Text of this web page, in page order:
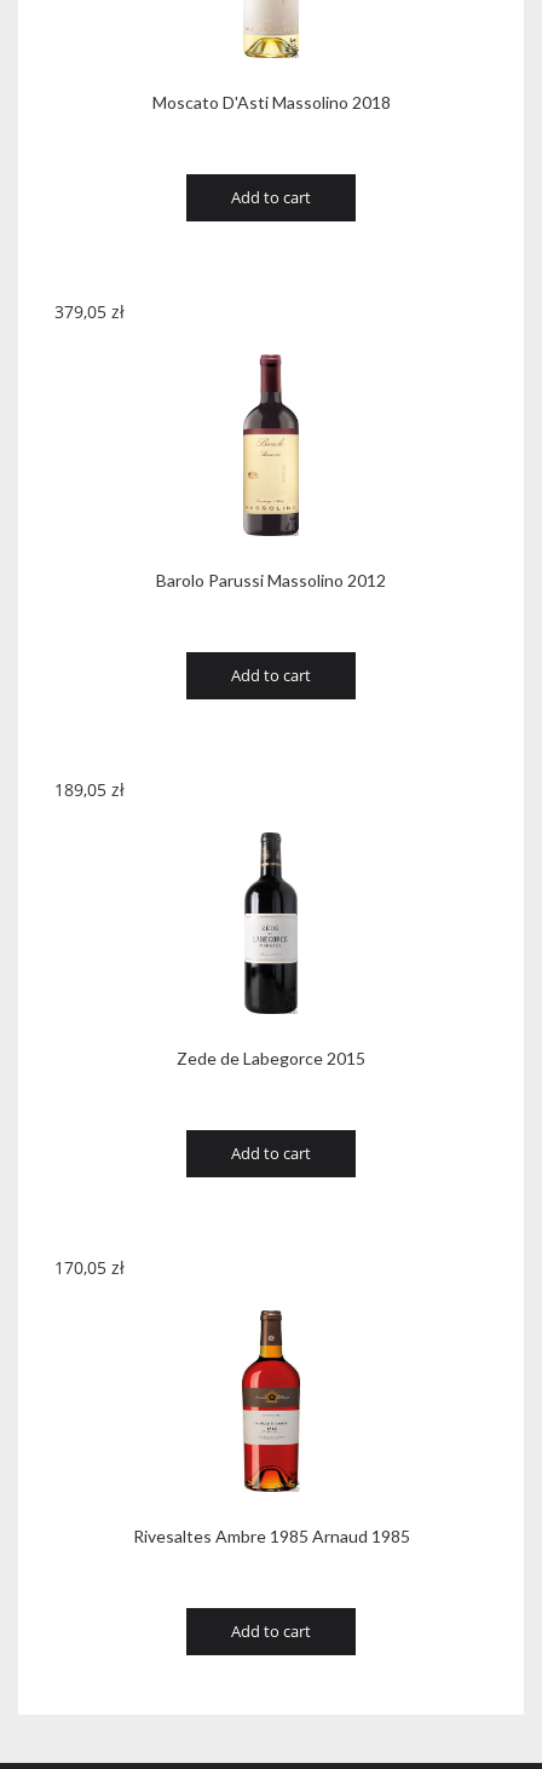
Moscato D'Asti Massolino 2018
Add to cart
Barolo Parussi Massolino 2012
379,05 zł
Add to cart
Zede de Labegorce 2015
189,05 zł
Add to cart
Rivesaltes Ambre 1985 Arnaud 1985
170,05 zł
Add to cart